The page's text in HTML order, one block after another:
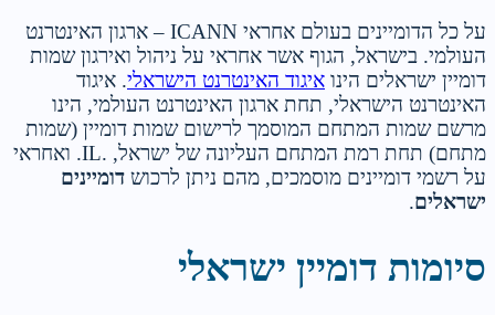
על כל הדומיינים בעולם אחראי ICANN – ארגון האינטרנט
העולמי. בישראל, הגוף אשר אחראי על ניהול ואירגון שמות
דומיין ישראלים הינו איגוד האינטרנט הישראלי. איגוד
האינטרנט הישראלי, תחת ארגון האינטרנט העולמי, הינו
מרשם שמות המתחם המוסמך לרישום שמות דומיין (שמות
מתחם) תחת רמת המתחם העליונה של ישראל, .IL. ואחראי
על רשמי דומיינים מוסמכים, מהם ניתן לרכוש דומיינים
ישראלים.
סיומות דומיין ישראלי